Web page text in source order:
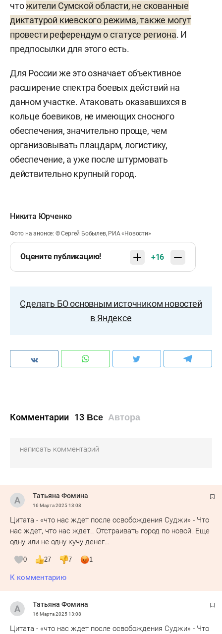
чтожители Сумской области, не скованные
диктатурой киевского режима, также могут
провести референдум о статусе региона. И
предпосылки для этого есть.
Для России же это означает объективное
расширение спектра боевых действий на
данном участке. Атаковать оказавшихся в
кольце боевиков, не имеющих сносного
обеспечения, значительно проще, чем
организовывать плацдарм, логистику,
обеспечение, а уже после штурмовать
действительно крупный город.
Никита Юрченко
Фото на анонсе: © Сергей Бобылев, РИА «Новости»
Оцените публикацию! +16
Сделать БО основным источником новостей
в Яндексе
Комментарии 13 Все Автора
Татьяна Фомина
16 Марта 202513:08
Цитата - «что нас ждет после освобождения Суджи» - Что
нас ждет, что нас ждет.. Отстраивать город по новой. Еще
одну или не одну кучу денег…
0 27 7 1
К комментарию
Татьяна Фомина
16 Марта 202513:08
Цитата - «что нас ждет после освобождения Суджи» - Что